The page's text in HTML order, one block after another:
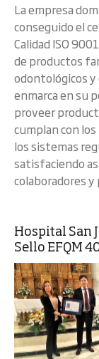
La empresa
conseguido el
Calidad ISO
de productos
odontológicos
enmarca en su
proveer
cumplan con
los sistemas
satisfaciendo
colaboradores
Hospital San
Sello EFQM